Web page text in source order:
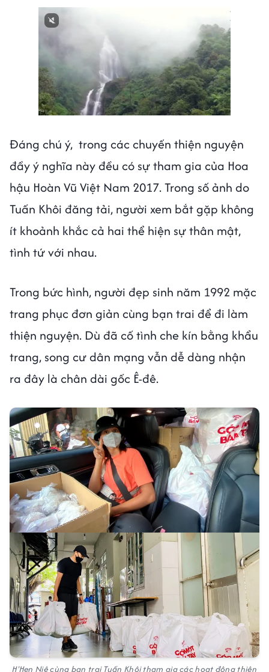
Đáng chú ý, trong các chuyến thiện nguyện
đầy ý nghĩa này đều có sự tham gia của Hoa
hậu Hoàn Vũ Việt Nam 2017. Trong số ảnh do
Tuấn Khôi đăng tải, người xem bắt gặp không
ít khoảnh khắc cả hai thể hiện sự thân mật,
tình tứ với nhau.
Trong bức hình, người đẹp sinh năm 1992 mặc
trang phục đơn giản cùng bạn trai để đi làm
thiện nguyện. Dù đã cố tình che kín bằng khẩu
trang, song cư dân mạng vẫn dễ dàng nhận
ra đây là chân dài gốc Ê-đê.
H'Hen Niê cùng bạn trai Tuấn Khôi tham gia các hoạt động thiện